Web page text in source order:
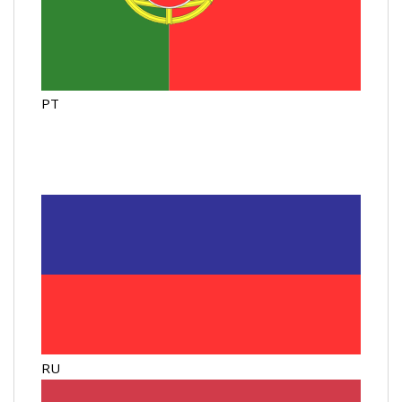
PT
RU